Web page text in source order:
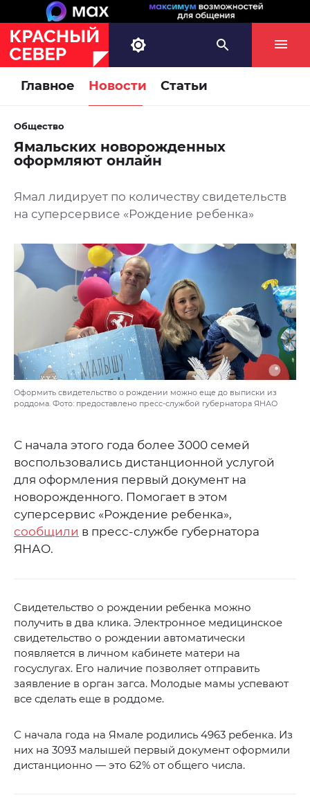
Главное Новости Статьи
Общество
Ямальских новорожденных
оформляют онлайн
Ямал лидирует по количеству свидетельств
на суперсервисе «Рождение ребенка»
Оформить свидетельство о рождении можно еще до выписки из
роддома. Фото: предоставлено пресс-службой губернатора ЯНАО
С начала этого года более 3000 семей
воспользовались дистанционной услугой
для оформления первый документ на
новорожденного. Помогает в этом
суперсервис «Рождение ребенка»,
сообщили в пресс-службе губернатора
ЯНАО.
Свидетельство о рождении ребенка можно
получить в два клика. Электронное медицинское
свидетельство о рождении автоматически
появляется в личном кабинете матери на
госуслугах. Его наличие позволяет отправить
заявление в орган загса. Молодые мамы успевают
все сделать еще в роддоме.
С начала года на Ямале родились 4963 ребенка. Из
них на 3093 малышей первый документ оформили
дистанционно — это 62% от общего числа.